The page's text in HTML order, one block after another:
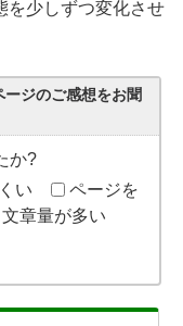
を少しずつ変化させ
ジのご感想をお聞
か?
い
ページを
文章量が多い